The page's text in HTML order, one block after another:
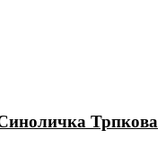
Трпкова